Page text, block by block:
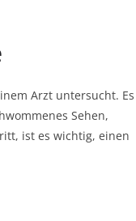
Arzt untersucht. Es
Sehen,
ist es wichtig, einen